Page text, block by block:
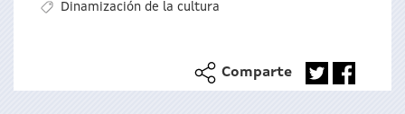
Dinamización de la cultura
Comparte